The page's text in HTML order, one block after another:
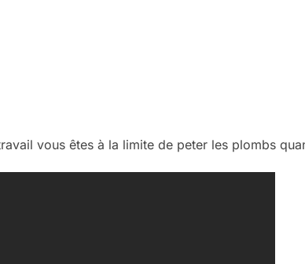
vous êtes à la limite de peter les plombs